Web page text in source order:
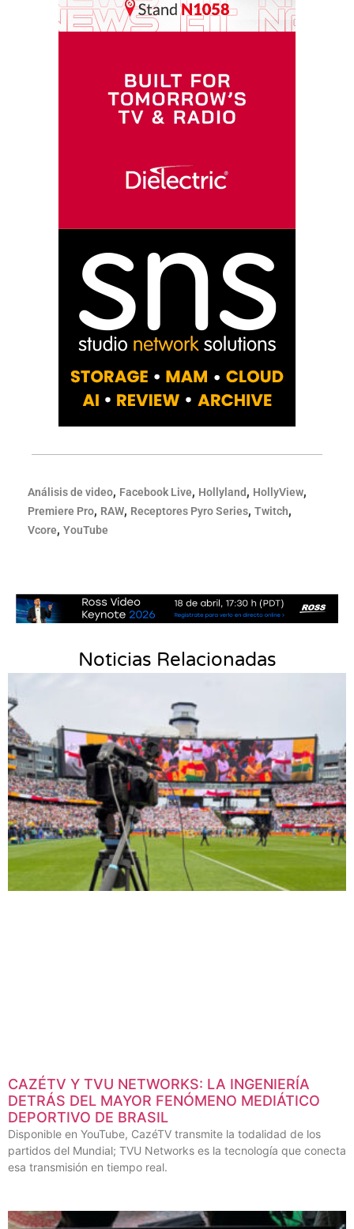
Análisis de video, Facebook Live, Hollyland, HollyView,
Premiere Pro, RAW, Receptores Pyro Series, Twitch,
Vcore, YouTube
Noticias Relacionadas
CAZÉTV Y TVU NETWORKS: LA INGENIERÍA
DETRÁS DEL MAYOR FENÓMENO MEDIÁTICO
DEPORTIVO DE BRASIL
Disponible en YouTube, CazéTV transmite la todalidad de los
partidos del Mundial; TVU Networks es la tecnología que conecta
esa transmisión en tiempo real.